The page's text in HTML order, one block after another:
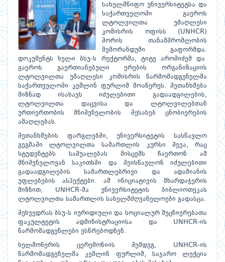
სახელმწიფო უნივერსიტეტსა და
საქართველოში გაეროს
ლტოლვილთა უმაღლესი
კომისრის ოფისს (UNHCR)
შორის თანამშრომლობის
მემორანდუმი გაფორმდა.
დოკუმენტს ხელი ბსუ-ს რექტორმა, ტიტე აროშიძემ და
გაეროს გაერთიანებული ერების ორგანიზაციის
ლტოლვილთა უმაღლესი კომისრის წარმომადგენელმა
საქართველოში კემლინ ფურლიმ მოაწერეს. შეთანხმება
მიზნად ისახავს იძულებითი გადაადგილების,
ლტოლვილთა დაცვისა და ლტოლვილებთან
ურთიერთობის მნიშვნელობის შესახებ ცნობიერების
ამაღლებას.
შეთანხმების ფარგლებში, უნივერსიტეტის სასწავლო
გეგმაში ლტოლვილთა სამართლის კურსი შევა, რაც
სტუდენტებს საშუალებას მისცემს ჩაერთონ ამ
მნიშვნელოვან საკითხში და შეისწავლონ იძულებითი
გადაადგილების სამართლებრივი და ადამიანის
უფლებების ასპექტები. ამ ინიციატივის მხარდაჭერის
მიზნით, UNHCR-მა უნივერსიტეტის ბიბლიოთეკას
ლტოლვილთა სამართლის სახელმძღვანელოები გადასცა.
შეხვედრას ბსუ-ს იურიდიული და სოციალურ მეცნიერებათა
ფაკულტეტის ადმინისტრაციისა და UNHCR-ის
წარმომადგენლები ესწრებოდნენ.
ხელმოწერის ცერემონიის შემდეგ, UNHCR-ის
წარმომადგენელმა კემლინ ფურლიმ, საჯარო ლექცია